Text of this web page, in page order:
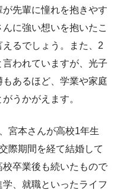
先輩に憧れを抱きやす
に強い想いを抱いたこ
るでしょう。また、2
われていますが、光子
あるほど、学業や家庭
うかがえます。
宮本さんが高校1年生
際期間を経て結婚して
卒業後も続いたもので
、就職といったライフ